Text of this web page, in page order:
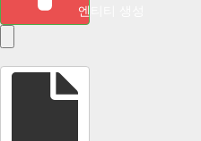
엔티티 생성